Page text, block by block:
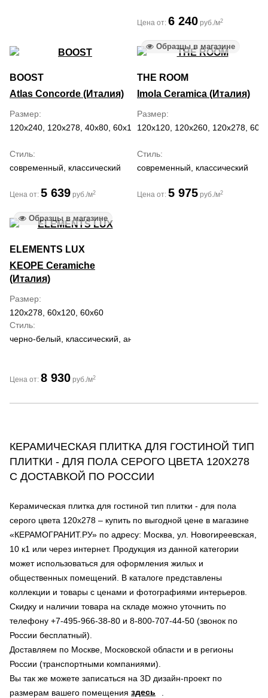
Цена от: 6 240 руб./м2
BOOST
Atlas Concorde (Италия)
Размер
120x240, 120x278, 40x80, 60x120, 60x60
Стиль
современный, классический
Цена от: 5 639 руб./м2
Образцы в магазине
THE ROOM
Imola Ceramica (Италия)
Размер
120x120, 120x260, 120x278,
Стиль
современный, классический
Цена от: 5 975 руб./м2
Образцы в магазине
ELEMENTS LUX
KEOPE Ceramiche
(Италия)
Размер
120x278, 60x120, 60x60
Стиль
черно-белый, классический, античный
Цена от: 8 930 руб./м2
КЕРАМИЧЕСКАЯ ПЛИТКА ДЛЯ ГОСТИНОЙ ТИП
ПЛИТКИ - ДЛЯ ПОЛА СЕРОГО ЦВЕТА 120Х278
С ДОСТАВКОЙ ПО РОССИИ
Керамическая плитка для гостиной тип плитки - для пола
серого цвета 120х278 – купить по выгодной цене в магазине
«КЕРАМОГРАНИТ.РУ» по адресу: Москва, ул. Новогиреевская,
10 к1 или через интернет. Продукция из данной категории
может использоваться для оформления жилых и
общественных помещений. В каталоге представлены
коллекции и товары с ценами и фотографиями интерьеров.
Скидку и наличии товара на складе можно уточнить по
телефону +7-495-966-38-80 и 8-800-707-44-50 (звонок по
России бесплатный).
Доставляем по Москве, Московской области и в регионы
России (транспортными компаниями).
Вы так же можете записаться на 3D дизайн-проект по
размерам вашего помещения здесь